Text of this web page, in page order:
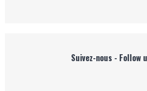
Suivez-nous - Follow